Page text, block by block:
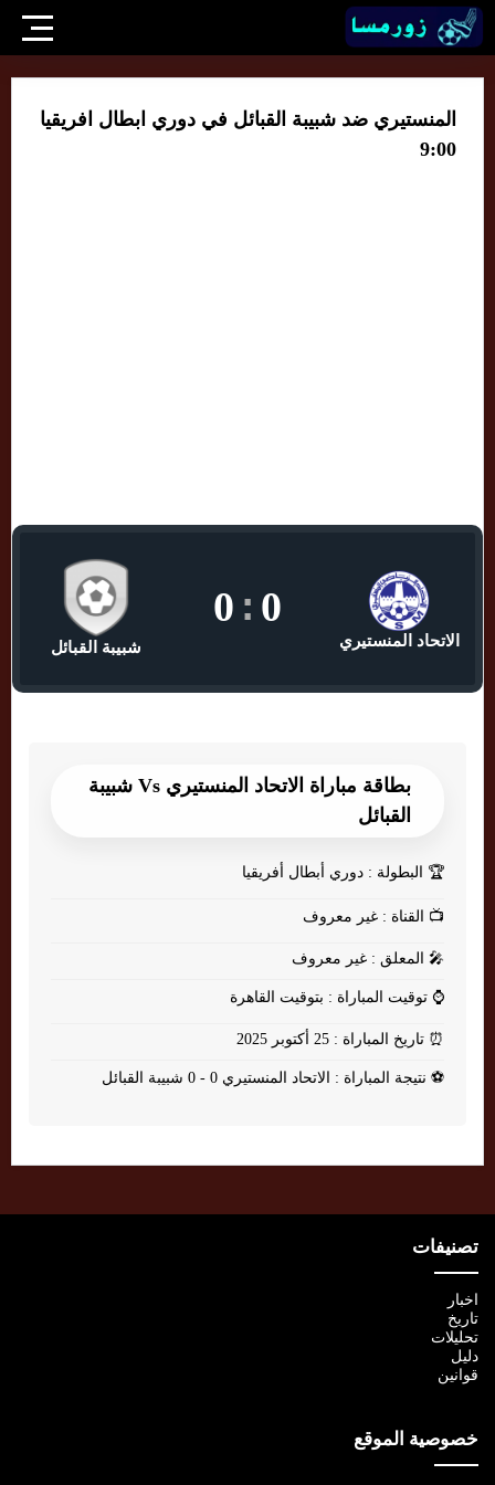
المنستيري ضد شبيبة القبائل في دوري ابطال افريقيا
9:00
الاتحاد المنستيري
0
:
0
شبيبة القبائل
بطاقة مباراة الاتحاد المنستيري Vs شبيبة
القبائل
🏆 البطولة : دوري أبطال أفريقيا
📺 القناة : غير معروف
🎤 المعلق : غير معروف
⌚ توقيت المباراة : بتوقيت القاهرة
⏰ تاريخ المباراة : 25 أكتوبر 2025
⚽ نتيجة المباراة : الاتحاد المنستيري 0 - 0 شبيبة القبائل
تصنيفات
اخبار
تاريخ
تحليلات
دليل
قوانين
خصوصية الموقع